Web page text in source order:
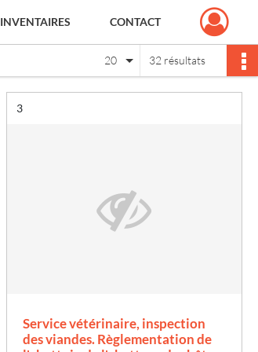
INVENTAIRES CONTACT
32 résultats
20
Résultat n°
3
Service vétérinaire, inspection
des viandes. Règlementation de